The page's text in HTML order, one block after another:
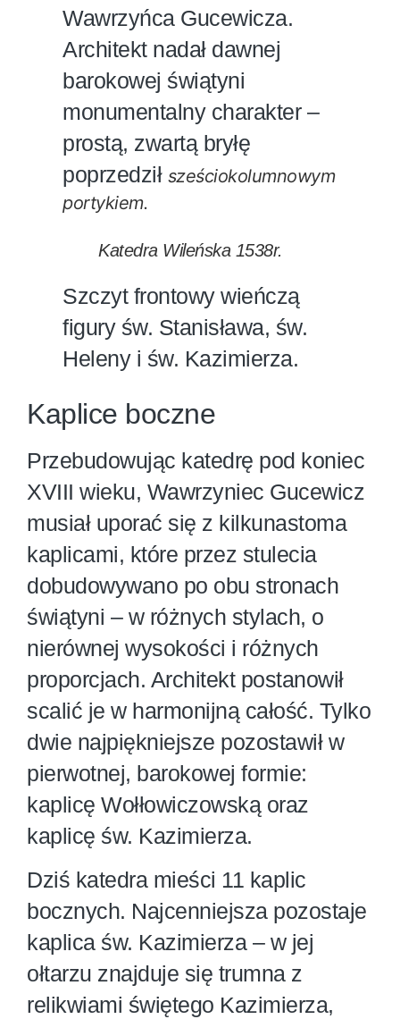
Wawrzyńca Gucewicza.
Architekt nadał dawnej
barokowej świątyni
monumentalny charakter –
prostą, zwartą bryłę
poprzedził sześciokolumnowym
portykiem.
Katedra Wileńska 1538r.
Szczyt frontowy wieńczą
figury św. Stanisława, św.
Heleny i św. Kazimierza.
Kaplice boczne
Przebudowując katedrę pod koniec
XVIII wieku, Wawrzyniec Gucewicz
musiał uporać się z kilkunastoma
kaplicami, które przez stulecia
dobudowywano po obu stronach
świątyni – w różnych stylach, o
nierównej wysokości i różnych
proporcjach. Architekt postanowił
scalić je w harmonijną całość. Tylko
dwie najpiękniejsze pozostawił w
pierwotnej, barokowej formie:
kaplicę Wołłowiczowską oraz
kaplicę św. Kazimierza.
Dziś katedra mieści 11 kaplic
bocznych. Najcenniejsza pozostaje
kaplica św. Kazimierza – w jej
ołtarzu znajduje się trumna z
relikwiami świętego Kazimierza,